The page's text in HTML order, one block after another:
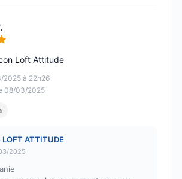
2025 à 22h26
08/03/2025
Loft Attitude
ATTITUDE
2025